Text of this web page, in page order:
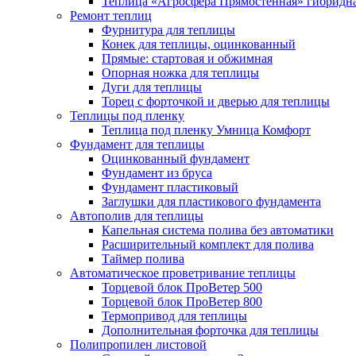
Ремонт теплиц
Фурнитура для теплицы
Конек для теплицы, оцинкованный
Прямые: стартовая и обжимная
Опорная ножка для теплицы
Дуги для теплицы
Торец с форточкой и дверью для теплицы
Теплицы под пленку
Теплица под пленку Умница Комфорт
Фундамент для теплицы
Оцинкованный фундамент
Фундамент из бруса
Фундамент пластиковый
Заглушки для пластикового фундамента
Автополив для теплицы
Капельная система полива без автоматики
Расширительный комплект для полива
Таймер полива
Автоматическое проветривание теплицы
Торцевой блок ПроВетер 500
Торцевой блок ПроВетер 800
Термопривод для теплицы
Дополнительная форточка для теплицы
Полипропилен листовой